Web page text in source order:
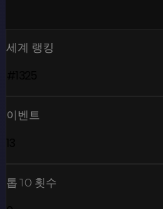
세계 랭킹
이벤트
톱10 횟수